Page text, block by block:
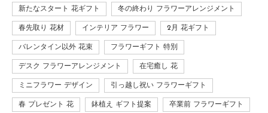
新たなスタート 花ギフト 冬の終わり フラワーアレンジメント
春先取り 花材 インテリア フラワー 2月 花ギフト
バレンタイン以外 花束 フラワーギフト 特別
デスク フラワーアレンジメント 在宅癒し 花
ミニフラワー デザイン 引っ越し祝い フラワーギフト
春 プレゼント 花 鉢植え ギフト提案 卒業前 フラワーギフト